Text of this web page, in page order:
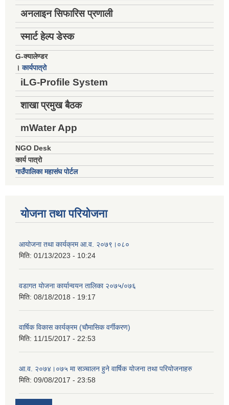
अनलाइन सिफारिस प्रणाली
स्मार्ट हेल्प डेस्क
G-क्यालेण्डर
।कार्यपात्रो
iLG-Profile System
शाखा प्रमुख बैठक
mWater App
NGO Desk
कार्य पात्रो
गाउँपालिका महासंघ पोर्टल
योजना तथा परियोजना
आयोजना तथा कार्यक्रम आ.व. २०७९।०८०
मिति: 01/13/2023 - 10:24
वडागत योजना कार्यान्वयन तालिका २०७५/०७६
मिति: 08/18/2018 - 19:17
वार्षिक विकास कार्यक्रम (चौमासिक वर्गीकरण)
मिति: 11/15/2017 - 22:53
आ.व. २०७४।०७५ मा सञ्चालन हुने वार्षिक योजना तथा परियोजनाहरु
मिति: 09/08/2017 - 23:58